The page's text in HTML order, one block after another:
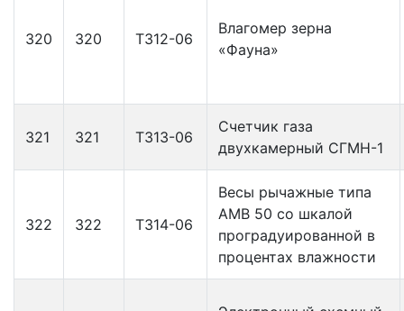
320 320 Т312-06
Влагомер зерна
«Фауна»
321 321 Т313-06
Счетчик газа
двухкамерный СГМН-1
322 322 Т314-06
Весы рычажные типа
АМВ 50 со шкалой
проградуированной в
процентах влажности